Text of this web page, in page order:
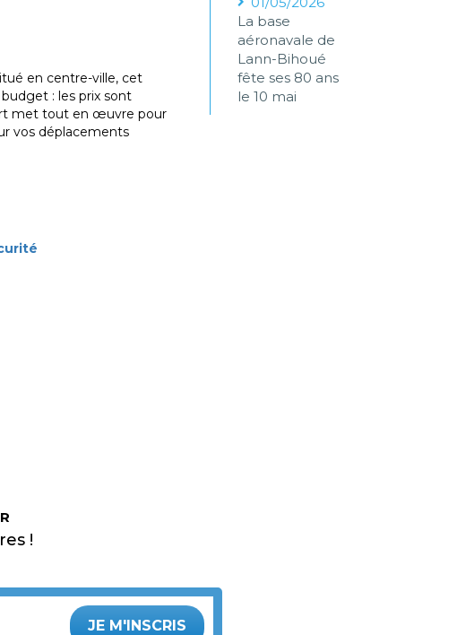
en centre-ville, cet
: les prix sont
met tout en œuvre pour
vos déplacements
La base
aéronavale de
Lann-Bihoué
fête ses 80 ans
le 10 mai
!
JE M'INSCRIS